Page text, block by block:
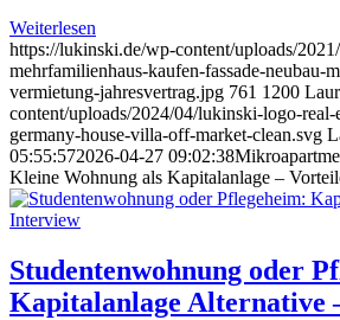
Weiterlesen
https://lukinski.de/wp-content/uploads/
mehrfamilienhaus-kaufen-fassade-neubau-
vermietung-jahresvertrag.jpg 761 1200
content/uploads/2024/04/lukinski-logo-real-
germany-house-villa-off-market-clean.svg
05:55:572026-04-27 09:02:38
Kleine Wohnung als Kapitalanlage –
Studentenwohnung oder
Kapitalanlage Alternative